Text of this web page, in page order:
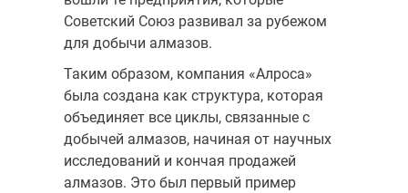
Советский Союз развивал за рубежом
для добычи алмазов.
Таким образом, компания «Алроса»
была создана как структура, которая
объединяет все циклы, связанные с
добычей алмазов, начиная от научных
исследований и кончая продажей
алмазов. Это был первый пример